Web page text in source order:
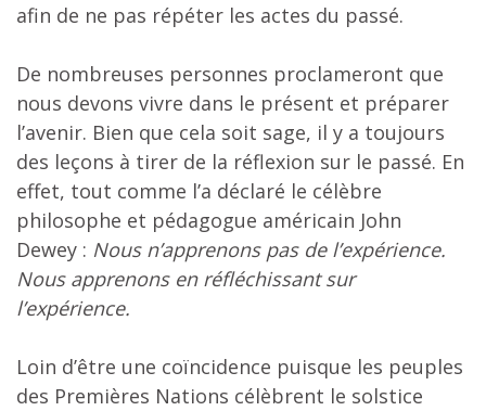
afin de ne pas répéter les actes du passé.
De nombreuses personnes proclameront que
nous devons vivre dans le présent et préparer
l’avenir. Bien que cela soit sage, il y a toujours
des leçons à tirer de la réflexion sur le passé. En
effet, tout comme l’a déclaré le célèbre
philosophe et pédagogue américain John
Dewey : Nous n’apprenons pas de l’expérience.
Nous apprenons en réfléchissant sur
l’expérience.
Loin d’être une coïncidence puisque les peuples
des Premières Nations célèbrent le solstice